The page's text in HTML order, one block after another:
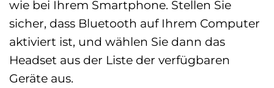
wie bei Ihrem Smartphone. Stellen Sie
sicher, dass Bluetooth auf Ihrem Computer
aktiviert ist, und wählen Sie dann das
Headset aus der Liste der verfügbaren
Geräte aus.